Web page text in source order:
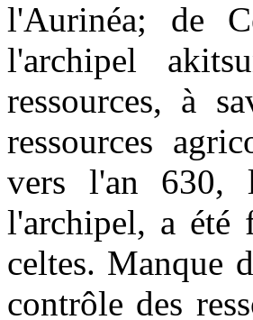
l'Aurinéa; de
l'archipel
ressources, à
ressources
vers l'an 630,
l'archipel, a été
celtes. Manque
contrôle des